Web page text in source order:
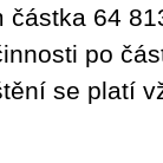
64
po
se platí